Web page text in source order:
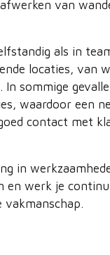
van
als in
locaties, van
In sommige
waardoor een
contact met
in
en werk je